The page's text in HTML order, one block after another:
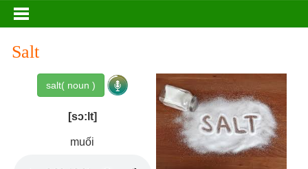
Salt
salt( noun )
[sɔ:lt]
muối